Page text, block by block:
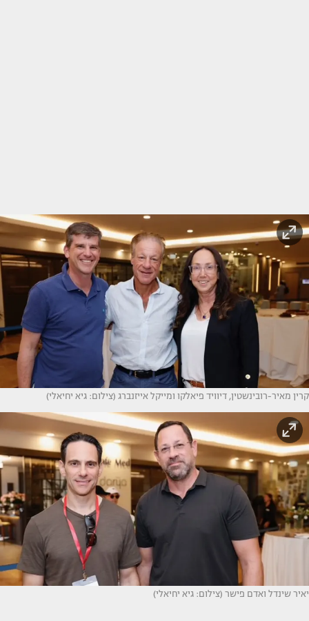
קרין מאיר-רובינשטין, דיוויד פיאלקו ומייקל אייזנברג (צילום: גיא יחיאלי)
יאיר שינדל ואדם פישר (צילום: גיא יחיאלי)